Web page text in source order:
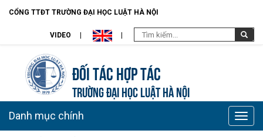
CỔNG TTĐT TRƯỜNG ĐẠI HỌC LUẬT HÀ NỘI
VIDEO
Đối tác hợp tác
TRƯỜNG ĐẠI HỌC LUẬT HÀ NỘI
Toggle
Danh mục chính